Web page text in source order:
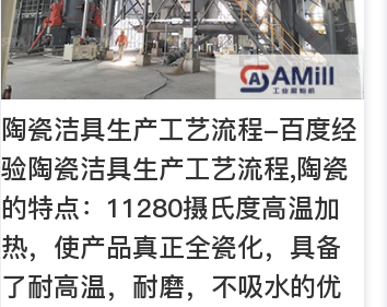
陶瓷洁具生产工艺流程-百度经
验陶瓷洁具生产工艺流程,陶瓷
的特点：11280摄氏度高温加
热，使产品真正全瓷化，具备
了耐高温，耐磨，不吸水的优